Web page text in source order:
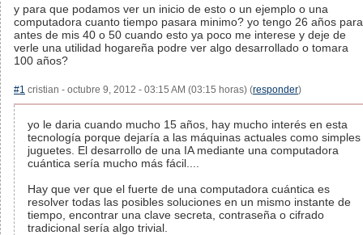
y para que podamos ver un inicio de esto o un ejemplo o una
computadora cuanto tiempo pasara minimo? yo tengo 26 años para
antes de mis 40 o 50 cuando esto ya poco me interese y deje de
verle una utilidad hogareña podre ver algo desarrollado o tomara
100 años?
#1 cristian - octubre 9, 2012 - 03:15 AM (03:15 horas) (responder)
yo le daria cuando mucho 15 años, hay mucho interés en esta
tecnología porque dejaría a las máquinas actuales como simples
juguetes. El desarrollo de una IA mediante una computadora
cuántica sería mucho más fácil....
Hay que ver que el fuerte de una computadora cuántica es
resolver todas las posibles soluciones en un mismo instante de
tiempo, encontrar una clave secreta, contraseña o cifrado
tradicional sería algo trivial.